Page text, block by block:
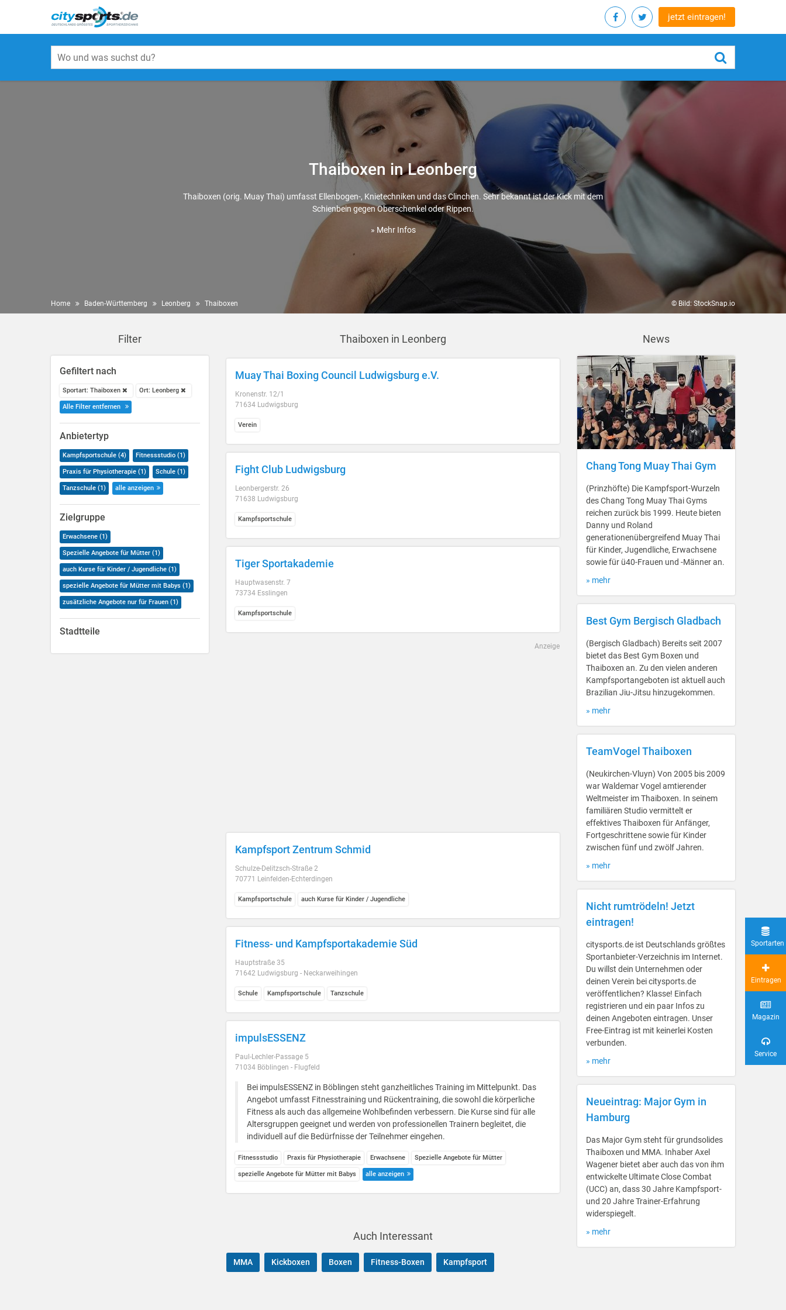
jetzt eintragen!
Thaiboxen in Leonberg
Thaiboxen (orig. Muay Thai) umfasst Ellenbogen-, Knietechniken und das Clinchen. Sehr bekannt ist der Kick mit dem
Schienbein gegen Oberschenkel oder Rippen.
» Mehr Infos
Home Baden-Württemberg Leonberg Thaiboxen © Bild: StockSnap.io
Filter
Gefiltert nach
Sportart: Thaiboxen Ort: Leonberg
Alle Filter entfernen
Anbietertyp
Kampfsportschule (4) Fitnessstudio (1)
Praxis für Physiotherapie (1) Schule (1)
Tanzschule (1) alle anzeigen
Zielgruppe
Erwachsene (1)
Spezielle Angebote für Mütter (1)
auch Kurse für Kinder / Jugendliche (1)
spezielle Angebote für Mütter mit Babys (1)
zusätzliche Angebote nur für Frauen (1)
Stadtteile
Thaiboxen in Leonberg
Muay Thai Boxing Council Ludwigsburg e.V.
Kronenstr. 12/1
71634 Ludwigsburg
Verein
Fight Club Ludwigsburg
Leonbergerstr. 26
71638 Ludwigsburg
Kampfsportschule
Tiger Sportakademie
Hauptwasenstr. 7
73734 Esslingen
Kampfsportschule
Anzeige
Kampfsport Zentrum Schmid
Schulze-Delitzsch-Straße 2
70771 Leinfelden-Echterdingen
Kampfsportschule auch Kurse für Kinder / Jugendliche
Fitness- und Kampfsportakademie Süd
Hauptstraße 35
71642 Ludwigsburg - Neckarweihingen
Schule Kampfsportschule Tanzschule
impulsESSENZ
Paul-Lechler-Passage 5
71034 Böblingen - Flugfeld
Bei impulsESSENZ in Böblingen steht ganzheitliches Training im Mittelpunkt. Das
Angebot umfasst Fitnesstraining und Rückentraining, die sowohl die körperliche
Fitness als auch das allgemeine Wohlbefinden verbessern. Die Kurse sind für alle
Altersgruppen geeignet und werden von professionellen Trainern begleitet, die
individuell auf die Bedürfnisse der Teilnehmer eingehen.
Fitnessstudio Praxis für Physiotherapie Erwachsene Spezielle Angebote für Mütter
spezielle Angebote für Mütter mit Babys alle anzeigen
Auch Interessant
MMA Kickboxen Boxen Fitness-Boxen Kampfsport
News
Chang Tong Muay Thai Gym
(Prinzhöfte) Die Kampfsport-Wurzeln
des Chang Tong Muay Thai Gyms
reichen zurück bis 1999. Heute bieten
Danny und Roland
generationenübergreifend Muay Thai
für Kinder, Jugendliche, Erwachsene
sowie für ü40-Frauen und -Männer an.
» mehr
Best Gym Bergisch Gladbach
(Bergisch Gladbach) Bereits seit 2007
bietet das Best Gym Boxen und
Thaiboxen an. Zu den vielen anderen
Kampfsportangeboten ist aktuell auch
Brazilian Jiu-Jitsu hinzugekommen.
» mehr
TeamVogel Thaiboxen
(Neukirchen-Vluyn) Von 2005 bis 2009
war Waldemar Vogel amtierender
Weltmeister im Thaiboxen. In seinem
familiären Studio vermittelt er
effektives Thaiboxen für Anfänger,
Fortgeschrittene sowie für Kinder
zwischen fünf und zwölf Jahren.
» mehr
Nicht rumtrödeln! Jetzt
eintragen!
citysports.de ist Deutschlands größtes
Sportanbieter-Verzeichnis im Internet.
Du willst dein Unternehmen oder
deinen Verein bei citysports.de
veröffentlichen? Klasse! Einfach
registrieren und ein paar Infos zu
deinen Angeboten eintragen. Unser
Free-Eintrag ist mit keinerlei Kosten
verbunden.
» mehr
Neueintrag: Major Gym in
Hamburg
Das Major Gym steht für grundsolides
Thaiboxen und MMA. Inhaber Axel
Wagener bietet aber auch das von ihm
entwickelte Ultimate Close Combat
(UCC) an, dass 30 Jahre Kampfsport-
und 20 Jahre Trainer-Erfahrung
widerspiegelt.
» mehr
Sportarten
Eintragen
Magazin
Service